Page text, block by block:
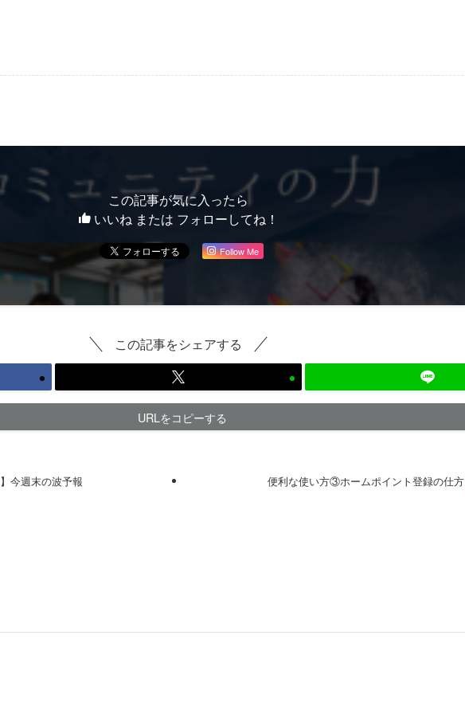
この記事が気に入ったら
いいね または フォローしてね！
Follow Me
この記事をシェアする
URLをコピーする
今週末の波予報 便利な使い方③ホームポイント登録の仕方